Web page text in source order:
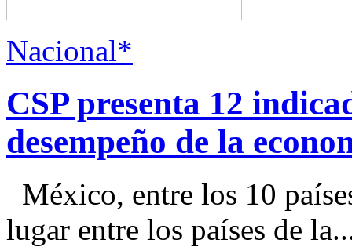
Nacional*
CSP presenta 12
desempeño de la
México, entre los 10
lugar entre los países de